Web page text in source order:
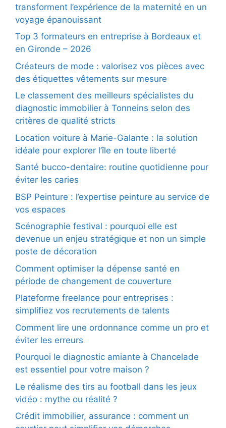
transforment l’expérience de la maternité en un
voyage épanouissant
Top 3 formateurs en entreprise à Bordeaux et
en Gironde – 2026
Créateurs de mode : valorisez vos pièces avec
des étiquettes vêtements sur mesure
Le classement des meilleurs spécialistes du
diagnostic immobilier à Tonneins selon des
critères de qualité stricts
Location voiture à Marie-Galante : la solution
idéale pour explorer l’île en toute liberté
Santé bucco-dentaire: routine quotidienne pour
éviter les caries
BSP Peinture : l’expertise peinture au service de
vos espaces
Scénographie festival : pourquoi elle est
devenue un enjeu stratégique et non un simple
poste de décoration
Comment optimiser la dépense santé en
période de changement de couverture
Plateforme freelance pour entreprises :
simplifiez vos recrutements de talents
Comment lire une ordonnance comme un pro et
éviter les erreurs
Pourquoi le diagnostic amiante à Chancelade
est essentiel pour votre maison ?
Le réalisme des tirs au football dans les jeux
vidéo : mythe ou réalité ?
Crédit immobilier, assurance : comment un